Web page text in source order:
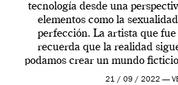
tecnología desde una
elementos como la
perfección. La artista que
recuerda que la realidad
podamos crear un mundo
que los humanos tienen
21 / 09 / 2022 —